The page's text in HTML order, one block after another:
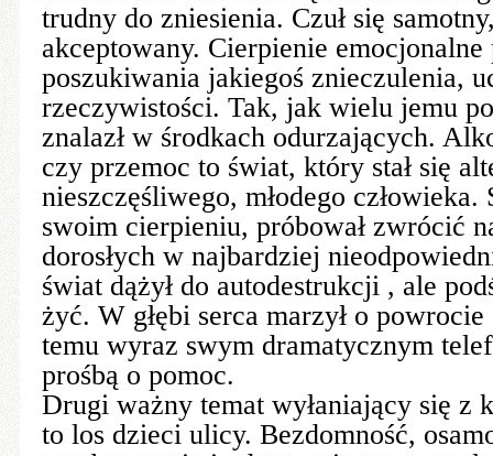
trudny do zniesienia. Czuł się
akceptowany. Cierpienie emocjonalne
poszukiwania jakiegoś znieczulenia,
rzeczywistości. Tak, jak wielu jemu
znalazł w środkach odurzających.
czy przemoc to świat, który stał się
nieszczęśliwego, młodego człowieka.
swoim cierpieniu, próbował zwrócić
dorosłych w najbardziej
świat dążył do autodestrukcji , ale
żyć. W głębi serca marzył o
temu wyraz swym dramatycznym
prośbą o pomoc.
Drugi ważny temat wyłaniający się z
to los dzieci ulicy. Bezdomność,